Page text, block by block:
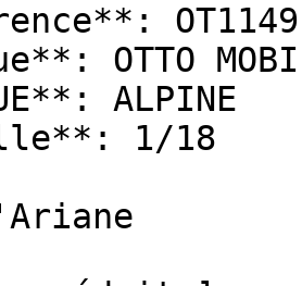
OT1149
OTTO
ALPINE
1/18